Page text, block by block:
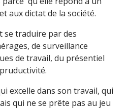
aux dictat de la société.
se traduire par des
de surveillance
de travail, du présentiel
excelle dans son travail, qui
qui ne se prête pas au jeu